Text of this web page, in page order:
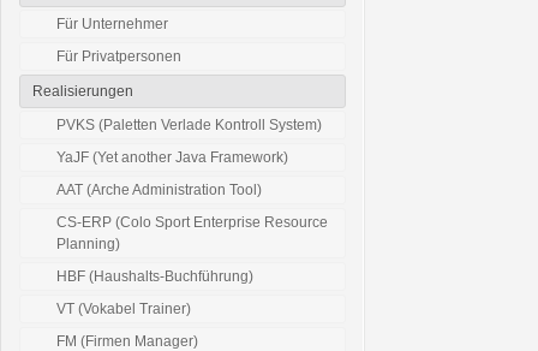
Für Unternehmer
Für Privatpersonen
Realisierungen
PVKS (Paletten Verlade Kontroll System)
YaJF (Yet another Java Framework)
AAT (Arche Administration Tool)
CS-ERP (Colo Sport Enterprise Resource
Planning)
HBF (Haushalts-Buchführung)
VT (Vokabel Trainer)
FM (Firmen Manager)